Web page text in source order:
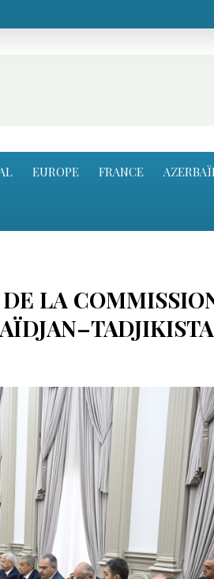
EUROPE FRANCE
LA